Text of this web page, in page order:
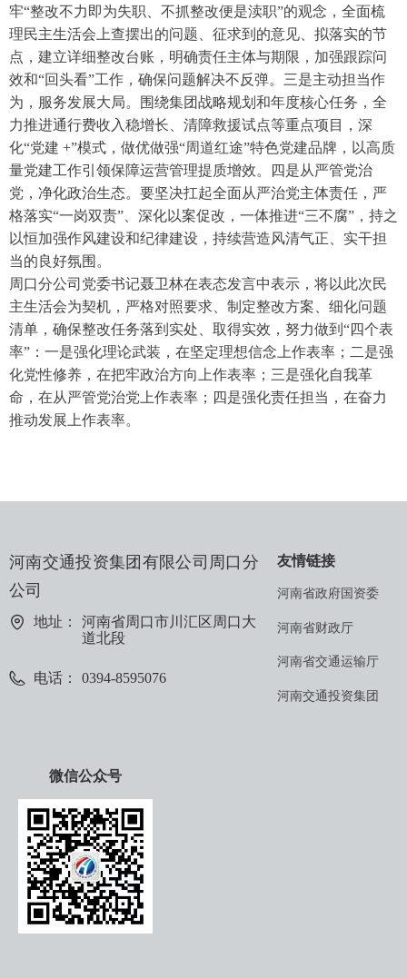
牢“整改不力即为失职、不抓整改便是渎职”的观念，全面梳
理民主生活会上查摆出的问题、征求到的意见、拟落实的节
点，建立详细整改台账，明确责任主体与期限，加强跟踪问
效和“回头看”工作，确保问题解决不反弹。三是主动担当作
为，服务发展大局。围绕集团战略规划和年度核心任务，全
力推进通行费收入稳增长、清障救援试点等重点项目，深
化“党建 +”模式，做优做强“周道红途”特色党建品牌，以高质
量党建工作引领保障运营管理提质增效。四是从严管党治
党，净化政治生态。要坚决扛起全面从严治党主体责任，严
格落实“一岗双责”、深化以案促改，一体推进“三不腐”，持之
以恒加强作风建设和纪律建设，持续营造风清气正、实干担
当的良好氛围。
周口分公司党委书记聂卫林在表态发言中表示，将以此次民
主生活会为契机，严格对照要求、制定整改方案、细化问题
清单，确保整改任务落到实处、取得实效，努力做到“四个表
率”：一是强化理论武装，在坚定理想信念上作表率；二是强
化党性修养，在把牢政治方向上作表率；三是强化自我革
命，在从严管党治党上作表率；四是强化责任担当，在奋力
推动发展上作表率。
河南交通投资集团有限公司周口分
公司
地址：
河南省周口市川汇区周口大
道北段
电话： 0394-8595076
友情链接
河南省政府国资委
河南省财政厅
河南省交通运输厅
河南交通投资集团
微信公众号